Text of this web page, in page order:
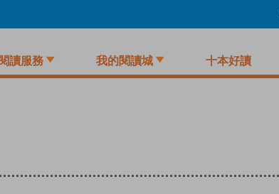
閱讀服務 我的閱讀城 十本好讀